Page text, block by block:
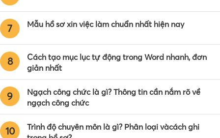
7 Mẫu hồ sơ xin việc làm chuẩn nhất hiện nay
8
Cách tạo mục lục tự động trong Word nhanh, đơn
giản nhất
9
Ngạch công chức là gì? Thông tin cần nắm rõ về
ngạch công chức
10
Trình độ chuyên môn là gì? Phân loại vàcách ghi